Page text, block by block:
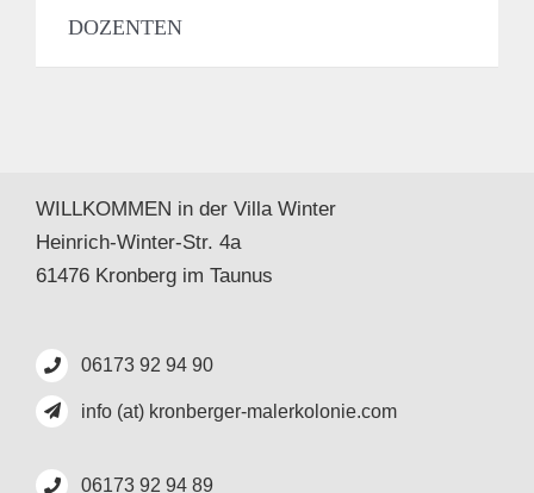
DOZENTEN
WILLKOMMEN in der Villa Winter
Heinrich-Winter-Str. 4a
61476 Kronberg im Taunus
06173 92 94 90
info (at) kronberger-malerkolonie.com
06173 92 94 89